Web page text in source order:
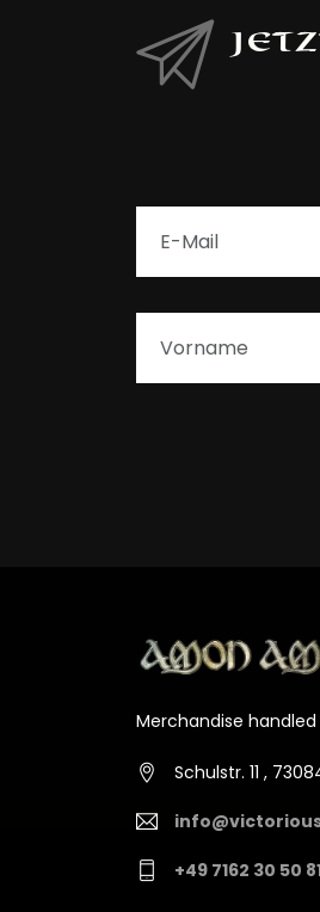
Merchandise
Schulstr. 11 ,
+49 7162 30 50